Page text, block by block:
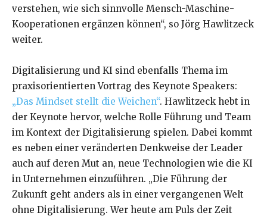
verstehen, wie sich sinnvolle Mensch-Maschine-
Kooperationen ergänzen können“, so Jörg Hawlitzeck
weiter.
Digitalisierung und KI sind ebenfalls Thema im
praxisorientierten Vortrag des Keynote Speakers:
„Das Mindset stellt die Weichen“. Hawlitzeck hebt in
der Keynote hervor, welche Rolle Führung und Team
im Kontext der Digitalisierung spielen. Dabei kommt
es neben einer veränderten Denkweise der Leader
auch auf deren Mut an, neue Technologien wie die KI
in Unternehmen einzuführen. „Die Führung der
Zukunft geht anders als in einer vergangenen Welt
ohne Digitalisierung. Wer heute am Puls der Zeit